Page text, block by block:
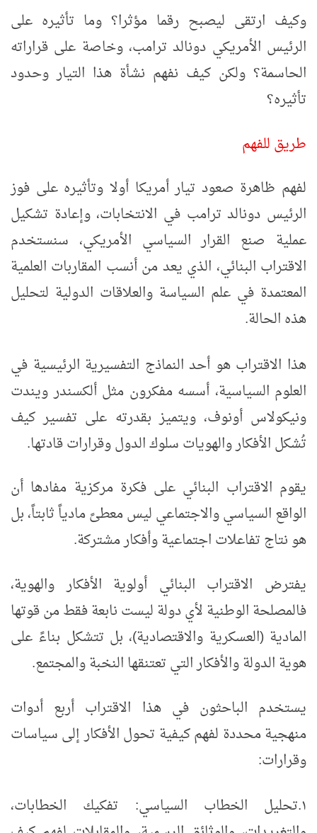
وكيف ارتقى ليصبح رقما مؤثرا؟ وما تأثيره على
الرئيس الأمريكي دونالد ترامب، وخاصة على قراراته
الحاسمة؟ ولكن كيف نفهم نشأة هذا التيار وحدود
تأثيره؟
طريق للفهم
لفهم ظاهرة صعود تيار أمريكا أولا وتأثيره على فوز
الرئيس دونالد ترامب في الانتخابات، وإعادة تشكيل
عملية صنع القرار السياسي الأمريكي، سنستخدم
الاقتراب البنائي، الذي يعد من أنسب المقاربات العلمية
المعتمدة في علم السياسة والعلاقات الدولية لتحليل
هذه الحالة.
هذا الاقتراب هو أحد النماذج التفسيرية الرئيسية في
العلوم السياسية، أسسه مفكرون مثل ألكسندر ويندت
ونيكولاس أونوف، ويتميز بقدرته على تفسير كيف
تُشكل الأفكار والهويات سلوك الدول وقرارات قادتها.
يقوم الاقتراب البنائي على فكرة مركزية مفادها أن
الواقع السياسي والاجتماعي ليس معطىً مادياً ثابتاً، بل
هو نتاج تفاعلات اجتماعية وأفكار مشتركة.
يفترض الاقتراب البنائي أولوية الأفكار والهوية،
فالمصلحة الوطنية لأي دولة ليست نابعة فقط من قوتها
المادية (العسكرية والاقتصادية)، بل تتشكل بناءً على
هوية الدولة والأفكار التي تعتنقها النخبة والمجتمع.
يستخدم الباحثون في هذا الاقتراب أربع أدوات
منهجية محددة لفهم كيفية تحول الأفكار إلى سياسات
وقرارات:
١.تحليل الخطاب السياسي: تفكيك الخطابات،